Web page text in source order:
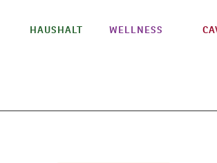
HAUSHALT WELLNESS